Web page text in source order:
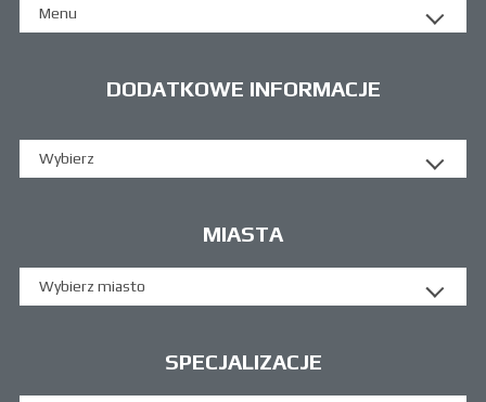
Menu
DODATKOWE INFORMACJE
Wybierz
MIASTA
Wybierz miasto
SPECJALIZACJE